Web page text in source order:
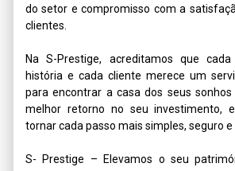
do setor e compromisso com a
clientes.
Na S-Prestige, acreditamos que
história e cada cliente merece um
para encontrar a casa dos seus
melhor retorno no seu investimento,
tornar cada passo mais simples, seguro e
S- Prestige – Elevamos o seu